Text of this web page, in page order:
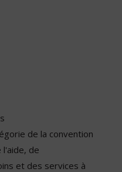
de la convention
l'aide, de
et des services à